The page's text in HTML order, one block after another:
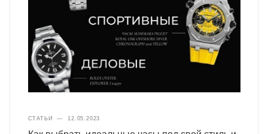
СТАТЬИ — 12.05.2023